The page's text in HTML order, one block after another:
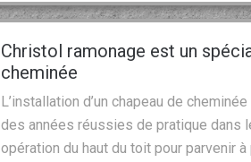
Christol ramonage est un
cheminée
L’installation d’un chapeau de
des années réussies de pratique dans
opération du haut du toit pour parvenir